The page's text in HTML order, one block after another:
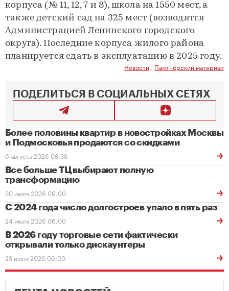
корпуса (№ 11, 12, 7 и 8), школа на 1550 мест, а
также детский сад на 325 мест (возводятся
Администрацией Ленинского городского
округа). Последние корпуса жилого района
планируется сдать в эксплуатацию в 2025 году.
Новости Партнерский материал
ПОДЕЛИТЬСЯ В СОЦИАЛЬНЫХ СЕТЯХ
Более половины квартир в новостройках Москвы
и Подмосковья продаются со скидками
6 августа 2026 08:36
Все больше ТЦ выбирают полную
трансформацию
30 июля 2026 06:00
С 2024 года число долгостроев упало в пять раз
24 июля 2026 06:00
В 2026 году торговые сети фактически
открывали только дискаунтеры
23 июля 2026 06:00